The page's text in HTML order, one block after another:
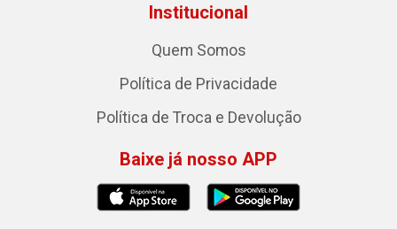
Institucional
Quem Somos
Política de Privacidade
Política de Troca e Devolução
Baixe já nosso APP